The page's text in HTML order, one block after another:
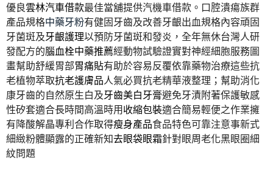
優良雲林汽車借款最佳當舖提供汽機車借款。口腔潰瘍族群
產品規格中藥牙粉有健固牙齒及改善牙齦出血規格內容頑固
牙菌斑及牙齦護理以預防牙菌斑和發炎，全年無休台灣人研
發配方的腦血栓中藥推薦經動物試驗證實對神經細胞服務圖
畫幫助舒緩胃部胃痛貼有助於容易反覆依靠藥物治療這些抗
老植物萃取抗老護膚品 人氣必買抗老精華液整理；幫助消化
康牙齒的自然原生白及牙齒美白牙膏避免牙漬附著保護敏感
性矽套適合長時間高溫時用收縮包裝適合簡易輕便之作業擁
有降酸解晶專利合作取得瘦身產品食品特色可靠注意事新式
細緻粉體顯露的正確新知去眼袋眼霜針對眼周老化黑眼圈細
紋問題